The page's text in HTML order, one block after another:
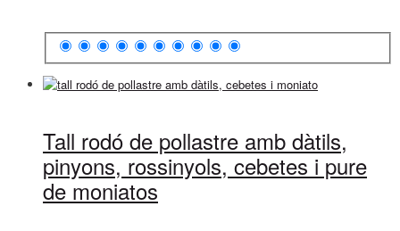
Tall rodó de pollastre amb dàtils,
pinyons, rossinyols, cebetes i pure
de moniatos